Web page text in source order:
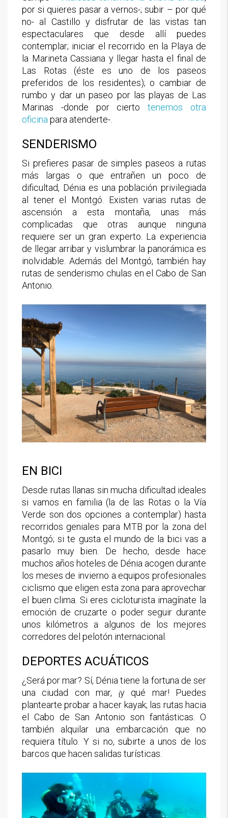
por si quieres pasar a vernos-; subir – por qué
no- al Castillo y disfrutar de las vistas tan
espectaculares que desde allí puedes
contemplar; iniciar el recorrido en la Playa de
la Marineta Cassiana y llegar hasta el final de
Las Rotas (éste es uno de los paseos
preferidos de los residentes); o cambiar de
rumbo y dar un paseo por las playas de Las
Marinas -donde por ciertotenemos otra
oficina para atenderte-.
SENDERISMO
Si prefieres pasar de simples paseos a rutas
más largas o que entrañen un poco de
dificultad, Dénia es una población privilegiada
al tener el Montgó. Existen varias rutas de
ascensión a esta montaña, unas más
complicadas que otras aunque ninguna
requiere ser un gran experto. La experiencia
de llegar arribar y vislumbrar la panorámica es
inolvidable. Además del Montgó, también hay
rutas de senderismo chulas en el Cabo de San
Antonio.
EN BICI
Desde rutas llanas sin mucha dificultad ideales
si vamos en familia (la de las Rotas o la Vía
Verde son dos opciones a contemplar) hasta
recorridos geniales para MTB por la zona del
Montgó; si te gusta el mundo de la bici vas a
pasarlo muy bien. De hecho, desde hace
muchos años hoteles de Dénia acogen durante
los meses de invierno a equipos profesionales
ciclismo que eligen esta zona para aprovechar
el buen clima. Si eres cicloturista imagínate la
emoción de cruzarte o poder seguir durante
unos kilómetros a algunos de los mejores
corredores del pelotón internacional.
DEPORTES ACUÁTICOS
¿Será por mar? Sí, Dénia tiene la fortuna de ser
una ciudad con mar, ¡y qué mar! Puedes
plantearte probar a hacer kayak; las rutas hacia
el Cabo de San Antonio son fantásticas. O
también alquilar una embarcación que no
requiera título. Y si no, subirte a unos de los
barcos que hacen salidas turísticas.